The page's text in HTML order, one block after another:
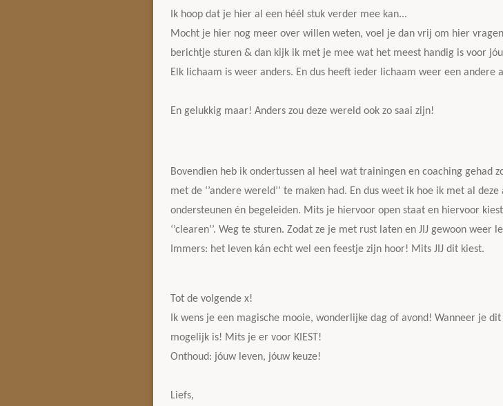
Ik hoop dat je hier al een héél stuk verder mee kan...
Mocht je hier nog meer over willen weten, voel je dan vrij om hier
berichtje sturen & dan kijk ik met je mee wat het meest handig is voor
Elk lichaam is weer anders. En dus heeft ieder lichaam weer een andere
En gelukkig maar! Anders zou deze wereld ook zo saai zijn!
Bovendien heb ik ondertussen al heel wat trainingen en coaching gehad
met de ‘’andere wereld’’ te maken had. En dus weet ik hoe ik met al
ondersteunen én begeleiden. Mits je hiervoor open staat en hiervoor
‘’clearen’’. Weg te sturen. Zodat ze je met rust laten en JIJ gewoon
Immers: het leven kán echt wel een feestje zijn hoor! Mits JIJ dit kiest.
Tot de volgende x!
Ik wens je een magische mooie, wonderlijke dag of avond! Wanneer je
mogelijk is! Mits je er voor KIEST!
Onthoud: jóuw leven, jóuw keuze!
Liefs,